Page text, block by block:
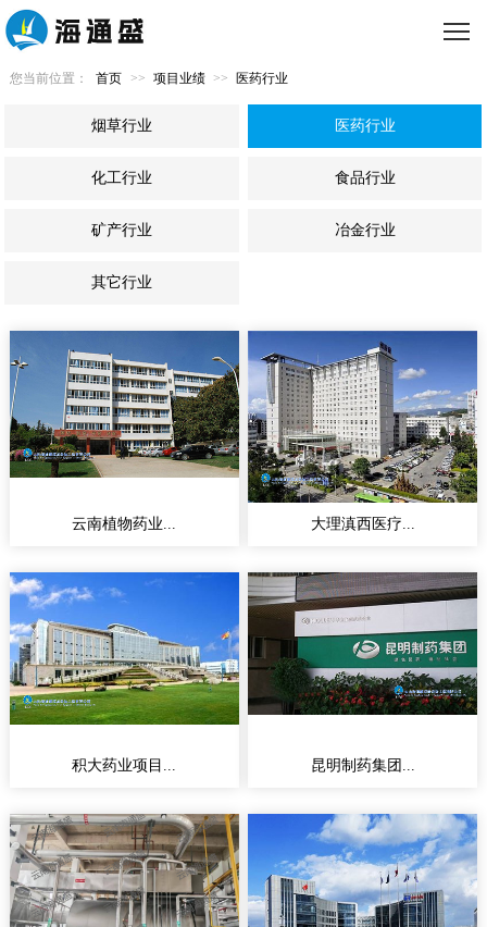
您当前位置： 首页 >> 项目业绩 >> 医药行业
烟草行业 医药行业
化工行业 食品行业
矿产行业 冶金行业
其它行业
云南植物药业... 大理滇西医疗...
积大药业项目... 昆明制药集团...